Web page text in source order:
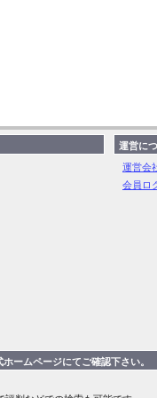
運営に
運営会
会員ロ
ームページにてご確認下さい。